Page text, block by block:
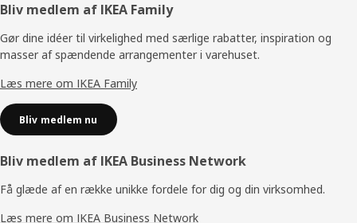
Footer
Bliv medlem af IKEA Family
Gør dine idéer til virkelighed med særlige rabatter, inspiration og
masser af spændende arrangementer i varehuset.
Læs mere om IKEA Family
Bliv medlem nu
Bliv medlem af IKEA Business Network
Få glæde af en række unikke fordele for dig og din virksomhed.
Læs mere om IKEA Business Network